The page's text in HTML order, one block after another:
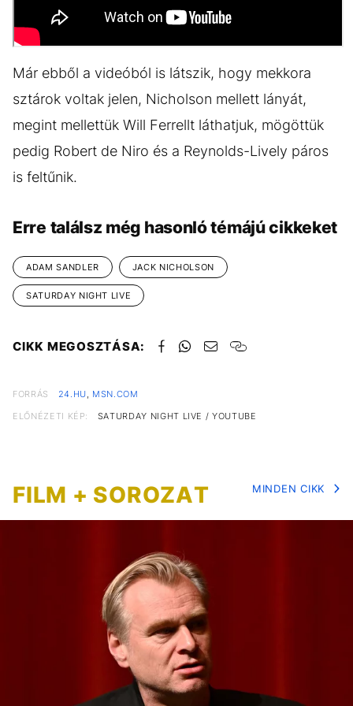
Már ebből a videóból is látszik, hogy mekkora
sztárok voltak jelen, Nicholson mellett lányát,
megint mellettük Will Ferrellt láthatjuk, mögöttük
pedig Robert de Niro és a Reynolds-Lively páros
is feltűnik.
Erre találsz még hasonló témájú cikkeket
ADAM SANDLER JACK NICHOLSON
SATURDAY NIGHT LIVE
CIKK MEGOSZTÁSA:
FORRÁS 24.HU, MSN.COM
ELŐNÉZETI KÉP:
SATURDAY NIGHT LIVE / YOUTUBE
FILM + SOROZAT MINDEN CIKK